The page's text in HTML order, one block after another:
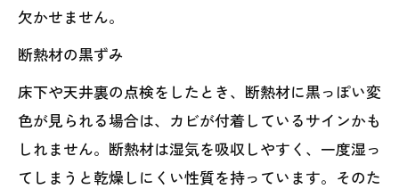
欠かせません。
断熱材の黒ずみ
床下や天井裏の点検をしたとき、断熱材に黒っぽい変
色が見られる場合は、カビが付着しているサインかも
しれません。断熱材は湿気を吸収しやすく、一度湿っ
てしまうと乾燥しにくい性質を持っています。そのた